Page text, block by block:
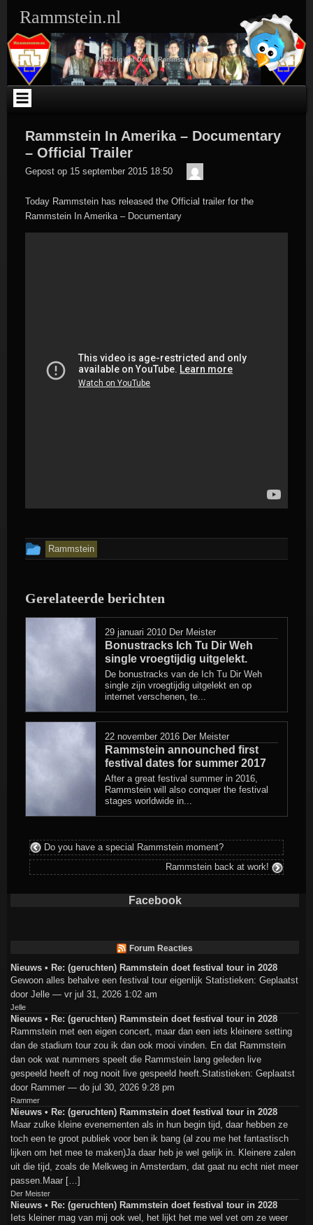
inhoud
Rammstein.nl
The Original Dutch Rammstein Fansite
Rammstein In Amerika – Documentary
– Official Trailer
Gepost op 15 september 2015 18:50
Meister
Today Rammstein has released the Official trailer for the
Rammstein In Amerika – Documentary
Dit
geplaatst
Rammstein
Gerelateerde berichten
29 januari 2010 Der Meister
Bonustracks Ich Tu Dir Weh
single vroegtijdig uitgelekt.
De bonustracks van de Ich Tu Dir Weh
single zijn vroegtijdig uitgelekt en op
internet verschenen, te...
22 november 2016 Der Meister
Rammstein announched first
festival dates for summer 2017
After a great festival summer in 2016,
Rammstein will also conquer the festival
stages worldwide in...
Do you have a special Rammstein moment?
Rammstein back at work!
Facebook
Forum Reacties
Nieuws • Re: (geruchten) Rammstein doet festival tour in 2028
Gewoon alles behalve een festival tour eigenlijk Statistieken: Geplaatst
door Jelle — vr jul 31, 2026 1:02 am
Jelle
Nieuws • Re: (geruchten) Rammstein doet festival tour in 2028
Rammstein met een eigen concert, maar dan een iets kleinere setting
dan de stadium tour zou ik dan ook mooi vinden. En dat Rammstein
dan ook wat nummers speelt die Rammstein lang geleden live
gespeeld heeft of nog nooit live gespeeld heeft.Statistieken: Geplaatst
door Rammer — do jul 30, 2026 9:28 pm
Rammer
Nieuws • Re: (geruchten) Rammstein doet festival tour in 2028
Maar zulke kleine evenementen als in hun begin tijd, daar hebben ze
toch een te groot publiek voor ben ik bang (al zou me het fantastisch
lijken om het mee te maken)Ja daar heb je wel gelijk in. Kleinere zalen
uit die tijd, zoals de Melkweg in Amsterdam, dat gaat nu echt niet meer
passen.Maar […]
Der Meister
Nieuws • Re: (geruchten) Rammstein doet festival tour in 2028
Iets kleiner mag van mij ook wel, het lijkt het me wel vet om ze weer